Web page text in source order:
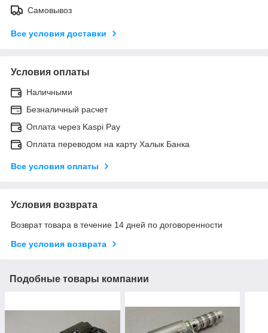
Самовывоз
Все условия доставки
Условия оплаты
Наличными
Безналичный расчет
Оплата через Kaspi Pay
Оплата переводом на карту Халык Банка
Все условия оплаты
Условия возврата
Возврат товара в течение 14 дней по договоренности
Все условия возврата
Подобные товары компании